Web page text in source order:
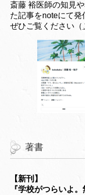
斎藤 裕医師の知見
た記事をnoteにて発
ぜひご覧ください（
著書
【新刊】
『学校がつらいよ